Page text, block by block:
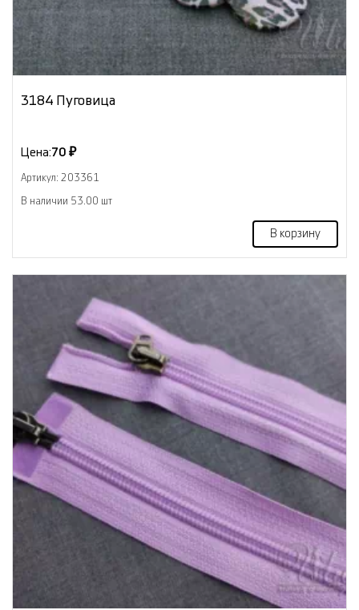
3184 Пуговица
Цена:70 ₽
Артикул: 203361
В наличии 53.00 шт
В корзину